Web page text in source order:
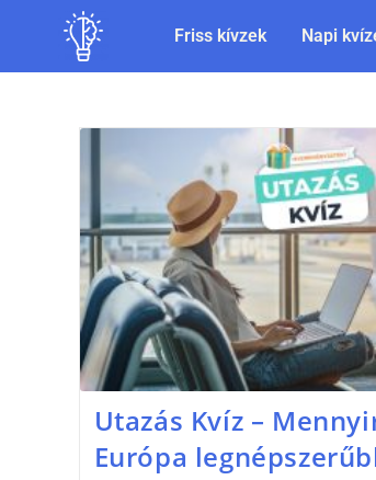
Friss kívzek Napi
Utazás Kvíz –
Európa